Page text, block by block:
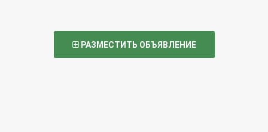
РАЗМЕСТИТЬ ОБЪЯВЛЕНИЕ